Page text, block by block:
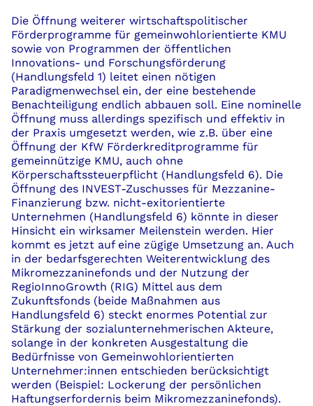
Die Öffnung weiterer wirtschaftspolitischer
Förderprogramme für gemeinwohlorientierte KMU
sowie von Programmen der öffentlichen
Innovations- und Forschungsförderung
(Handlungsfeld 1) leitet einen nötigen
Paradigmenwechsel ein, der eine bestehende
Benachteiligung endlich abbauen soll. Eine nominelle
Öffnung muss allerdings spezifisch und effektiv in
der Praxis umgesetzt werden, wie z.B. über eine
Öffnung der KfW Förderkreditprogramme für
gemeinnützige KMU, auch ohne
Körperschaftssteuerpflicht (Handlungsfeld 6). Die
Öffnung des INVEST-Zuschusses für Mezzanine-
Finanzierung bzw. nicht-exitorientierte
Unternehmen (Handlungsfeld 6) könnte in dieser
Hinsicht ein wirksamer Meilenstein werden. Hier
kommt es jetzt auf eine zügige Umsetzung an. Auch
in der bedarfsgerechten Weiterentwicklung des
Mikromezzaninefonds und der Nutzung der
RegioInnoGrowth (RIG) Mittel aus dem
Zukunftsfonds (beide Maßnahmen aus
Handlungsfeld 6) steckt enormes Potential zur
Stärkung der sozialunternehmerischen Akteure,
solange in der konkreten Ausgestaltung die
Bedürfnisse von Gemeinwohlorientierten
Unternehmer:innen entschieden berücksichtigt
werden (Beispiel: Lockerung der persönlichen
Haftungserfordernis beim Mikromezzaninefonds).